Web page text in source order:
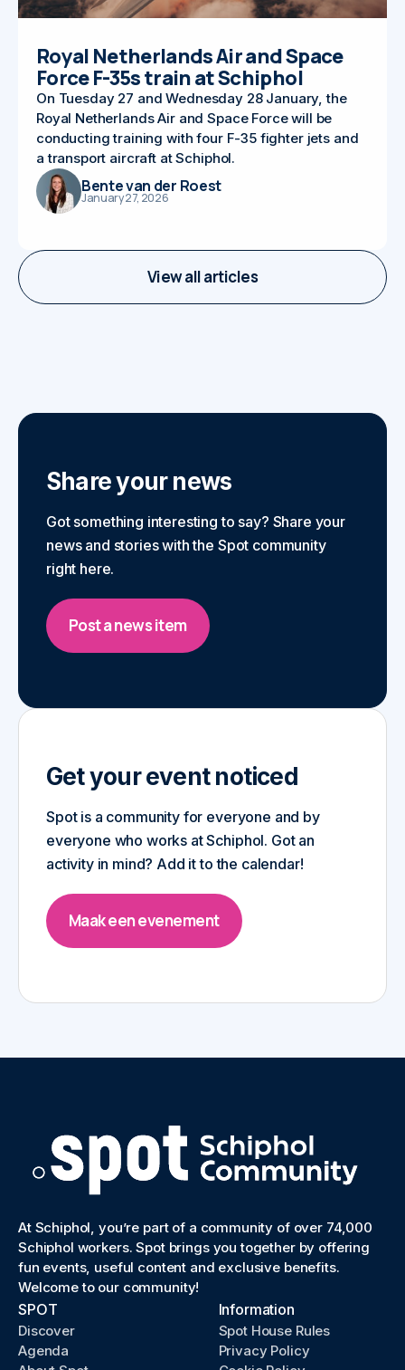
View all articles
Royal Netherlands Air and Space
Force F-35s train at Schiphol
On Tuesday 27 and Wednesday 28 January, the
Royal Netherlands Air and Space Force will be
conducting training with four F-35 fighter jets and
a transport aircraft at Schiphol.
Bente van der Roest
January 27, 2026
Share your news
Got something interesting to say? Share your
news and stories with the Spot community
right here.
Post a news item
Get your event noticed
Spot is a community for everyone and by
everyone who works at Schiphol. Got an
activity in mind? Add it to the calendar!
Maak een evenement
At Schiphol, you’re part of a community of over 74,000
Schiphol workers. Spot brings you together by offering
fun events, useful content and exclusive benefits.
Welcome to our community!
SPOT
Discover
Agenda
Information
Spot House Rules
Privacy Policy